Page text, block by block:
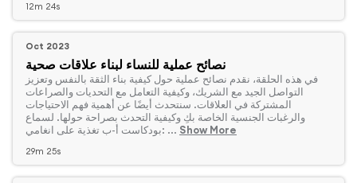
12m 24s
Oct 2023
نصائح عملية للنساء لبناء علاقات صحية
‏في هذه الحلقة، نقدم نصائح عملية حول كيفية بناء الثقة بالنفس وتعزيز
التواصل الجيد مع الشريك، وكيفية التعامل مع التحديات والصراعات
المشتركة في العلاقات. سنتحدث أيضًا عن أهمية فهم الاحتياجات
والرغبات الجنسية الخاصة بكِ وكيفية التحدث بصراحة حولها. لسماع
بودكاست أ-ب تغذية على انغامي: ... Show More
29m 25s